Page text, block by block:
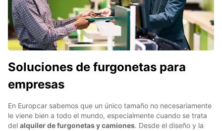
Soluciones de furgonetas para
empresas
En Europcar sabemos que un único tamaño no necesariamente
le viene bien a todo el mundo, especialmente cuando se trata
del alquiler de furgonetas y camiones. Desde el diseño y la